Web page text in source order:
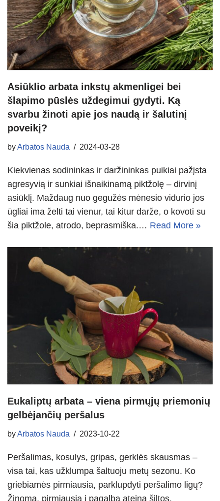
Asiūklio arbata inkstų akmenligei bei
šlapimo pūslės uždegimui gydyti. Ką
svarbu žinoti apie jos naudą ir šalutinį
poveikį?
byArbatos Nauda 2024-03-28
Kiekvienas sodininkas ir daržininkas puikiai pažįsta
agresyvią ir sunkiai išnaikinamą piktžolę – dirvinį
asiūklį. Maždaug nuo gegužės mėnesio vidurio jos
ūgliai ima želti tai vienur, tai kitur darže, o kovoti su
šia piktžole, atrodo, beprasmiška.… Read More »
Eukaliptų arbata – viena pirmųjų priemonių
gelbėjančių peršalus
byArbatos Nauda 2023-10-22
Peršalimas, kosulys, gripas, gerklės skausmas –
visa tai, kas užklumpa šaltuoju metų sezonu. Ko
griebiamės pirmiausia, parklupdyti peršalimo ligų?
Žinoma, pirmiausia į pagalbą ateina šiltos,